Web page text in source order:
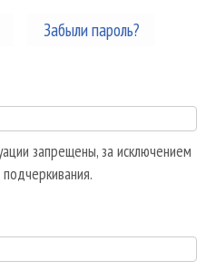
Забыли пароль?
запрещены, за исключением